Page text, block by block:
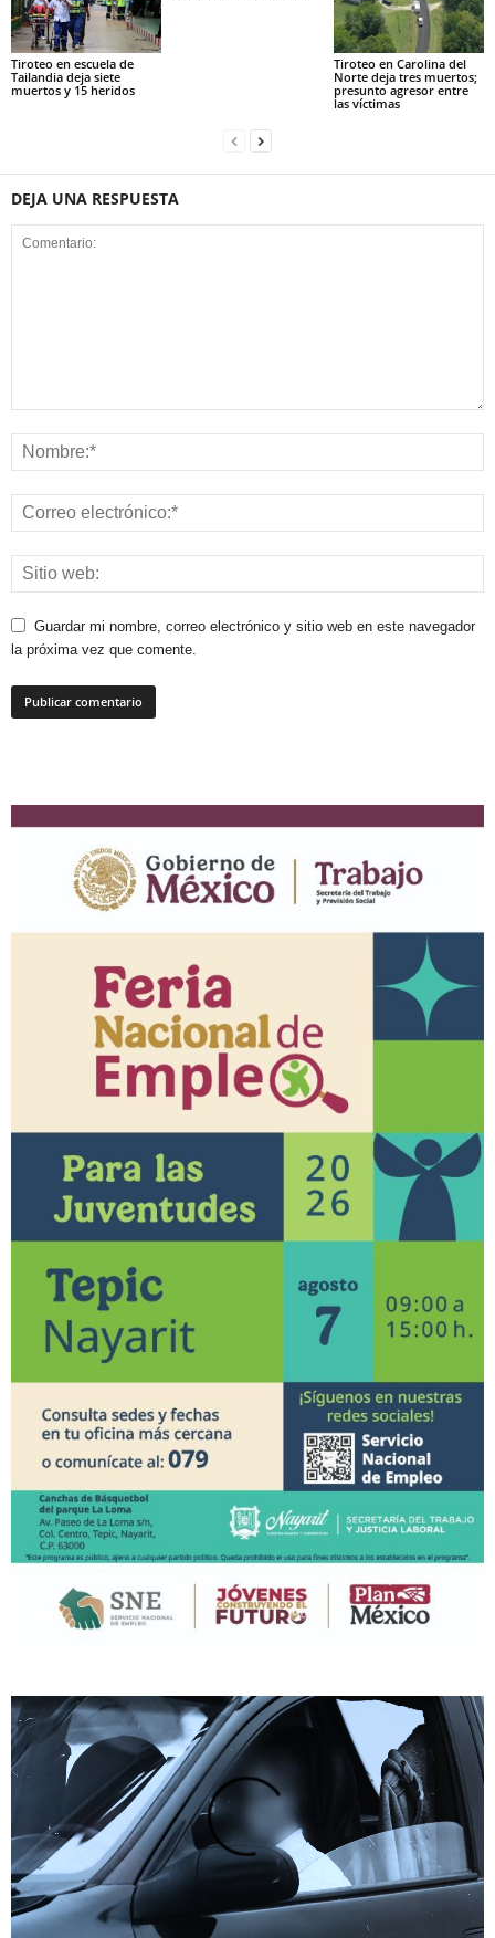
Tiroteo en escuela de
Tailandia deja siete
muertos y 15 heridos
Tiroteo en Carolina del
Norte deja tres muertos;
presunto agresor entre
las víctimas
DEJA UNA RESPUESTA
Guardar mi nombre, correo electrónico y sitio web en este navegador
la próxima vez que comente.